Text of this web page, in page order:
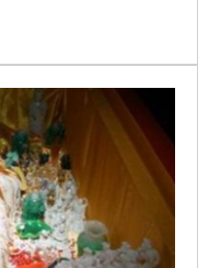
事，但令考古專家
結果讓專家無比痛